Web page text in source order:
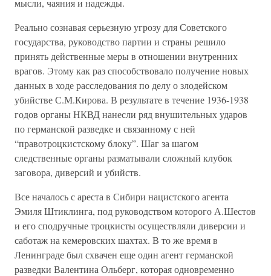
мысли, чаяния и надежды.
Реально сознавая серьезную угрозу для Советского
государства, руководство партии и страны решило
принять действенные меры в отношении внутренних
врагов. Этому как раз способствовало получение новых
данных в ходе расследования по делу о злодейском
убийстве С.М.Кирова. В результате в течение 1936-1938
годов органы НКВД нанесли ряд внушительных ударов
по германской разведке и связанному с ней
“правотроцкистскому блоку”. Шаг за шагом
следственные органы разматывали сложный клубок
заговора, диверсий и убийств.
Все началось с ареста в Сибири нацистского агента
Эмиля Штиклинга, под руководством которого А.Шестов
и его сподручные троцкисты осуществляли диверсии и
саботаж на кемеровских шахтах. В то же время в
Ленинграде был схвачен еще один агент германской
разведки Валентина Ольберг, которая одновременно